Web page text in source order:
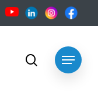
Menu
search